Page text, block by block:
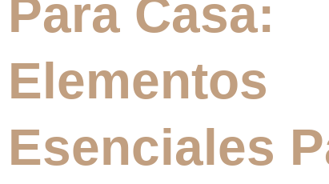
Para Casa:
Elementos
Esenciales